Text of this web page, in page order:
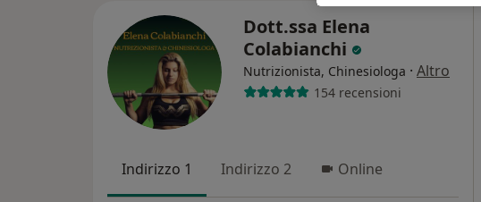
Dott.ssa Elena
Colabianchi
Nutrizionista, Chinesiologa · Altro
154 recensioni
Indirizzo 1 Indirizzo 2 Online